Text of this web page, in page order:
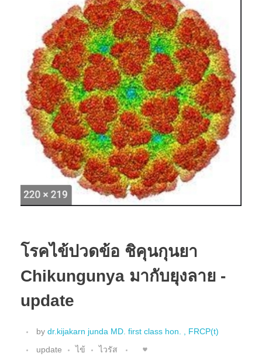
โรคไข้ปวดข้อ ชิคุนกุนยา
Chikungunya มากับยุงลาย -
update
by dr.kijakarn junda MD. first class hon. , FRCP(t)
update
ไข้ ไวรัส